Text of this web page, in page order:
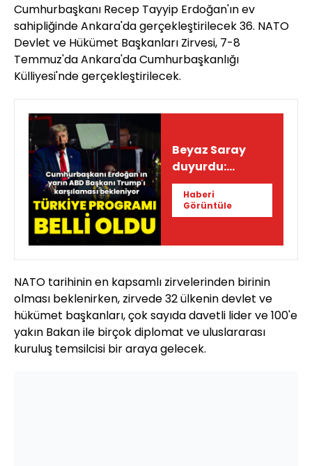
Cumhurbaşkanı Recep Tayyip Erdoğan'ın ev
sahipliğinde Ankara'da gerçekleştirilecek 36. NATO
Devlet ve Hükümet Başkanları Zirvesi, 7-8
Temmuz'da Ankara'da Cumhurbaşkanlığı
Külliyesi'nde gerçekleştirilecek.
Beyaz Saray
duyurdu:
Trump'ın Türkiye
programı
Haberi
Görüntüle
NATO tarihinin en kapsamlı zirvelerinden birinin
olması beklenirken, zirvede 32 ülkenin devlet ve
hükümet başkanları, çok sayıda davetli lider ve 100'e
yakın Bakan ile birçok diplomat ve uluslararası
kuruluş temsilcisi bir araya gelecek.